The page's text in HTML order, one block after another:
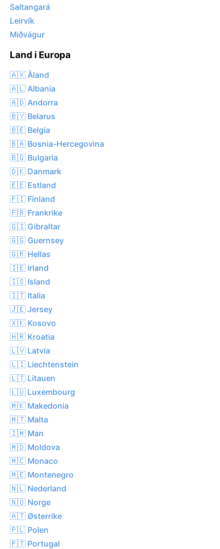
Saltangará
Leirvík
Miðvágur
Land i Europa
🇦🇽 Åland
🇦🇱 Albania
🇦🇩 Andorra
🇧🇾 Belarus
🇧🇪 Belgia
🇧🇦 Bosnia-Hercegovina
🇧🇬 Bulgaria
🇩🇰 Danmark
🇪🇪 Estland
🇫🇮 Finland
🇫🇷 Frankrike
🇬🇮 Gibraltar
🇬🇬 Guernsey
🇬🇷 Hellas
🇮🇪 Irland
🇮🇸 Island
🇮🇹 Italia
🇯🇪 Jersey
🇽🇰 Kosovo
🇭🇷 Kroatia
🇱🇻 Latvia
🇱🇮 Liechtenstein
🇱🇹 Litauen
🇱🇺 Luxembourg
🇲🇰 Makedonia
🇲🇹 Malta
🇮🇲 Man
🇲🇩 Moldova
🇲🇨 Monaco
🇲🇪 Montenegro
🇳🇱 Nederland
🇳🇴 Norge
🇦🇹 Østerrike
🇵🇱 Polen
🇵🇹 Portugal